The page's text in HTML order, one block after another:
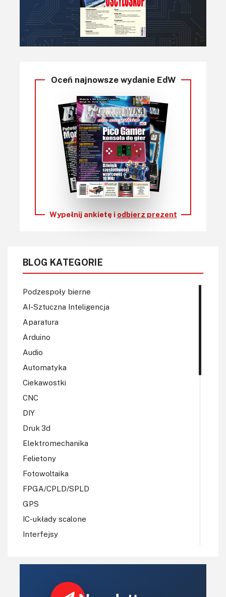
Oceń najnowsze wydanie EdW
Wypełnij ankietę i odbierz prezent
BLOG KATEGORIE
Podzespoły bierne
AI-Sztuczna Inteligencja
Aparatura
Arduino
Audio
Automatyka
Ciekawostki
CNC
DIY
Druk 3d
Elektromechanika
Felietony
Fotowoltaika
FPGA/CPLD/SPLD
GPS
IC-układy scalone
Interfejsy
Koła Naukowe